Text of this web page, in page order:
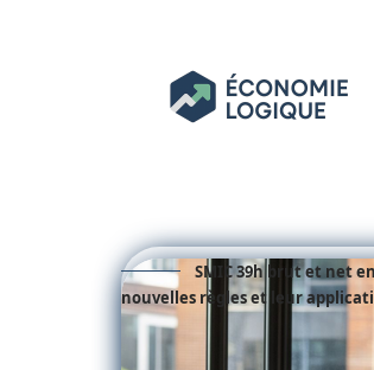
SMIC 39h brut et net
nouvelles règles et leur